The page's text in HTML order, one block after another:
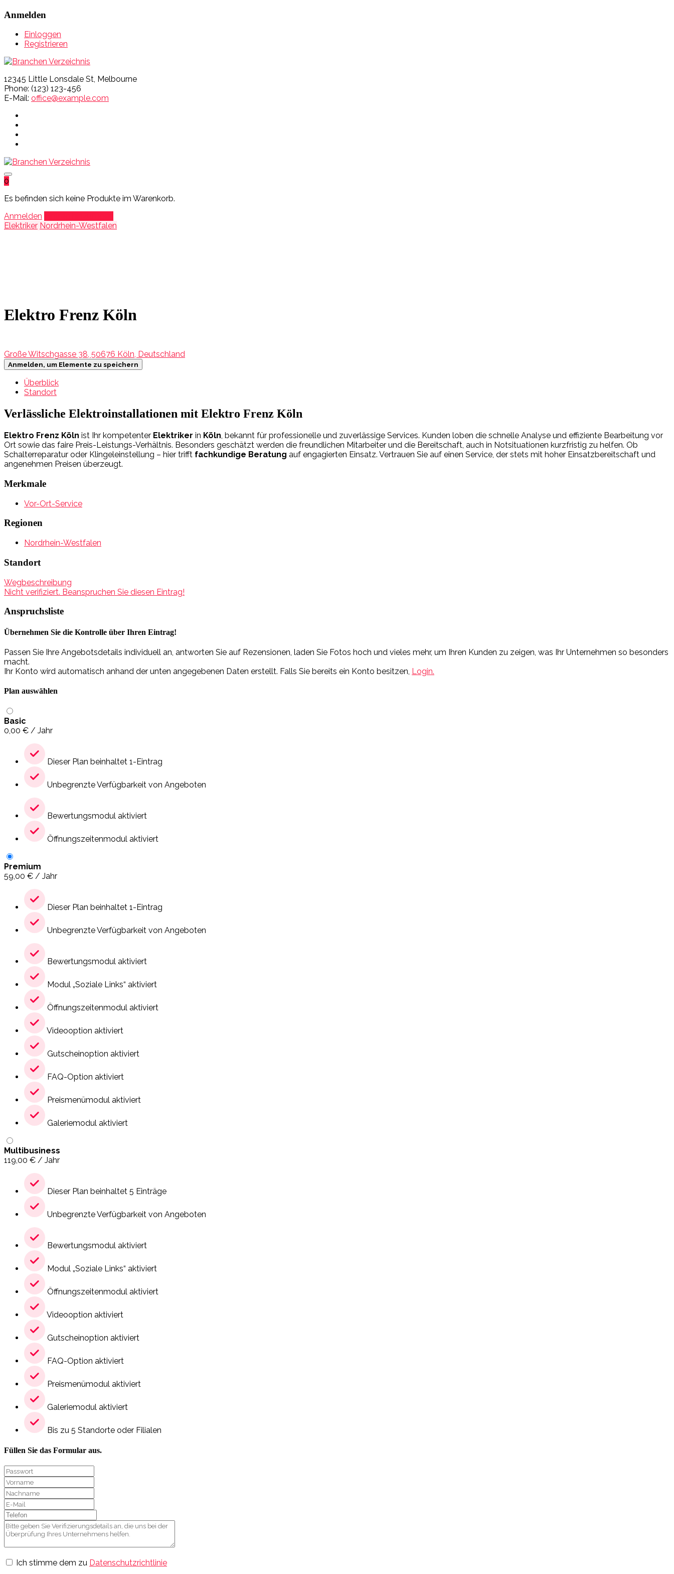
Anmelden
Einloggen
Registrieren
12345 Little Lonsdale St, Melbourne
Phone: (123) 123-456
E-Mail: office@example.com
0
Es befinden sich keine Produkte im Warenkorb.
Anmelden
Elektriker Nordrhein-Westfalen
Elektro Frenz Köln
Große Witschgasse 38, 50676 Köln, Deutschland
Anmelden, um Elemente zu speichern
Überblick
Standort
Verlässliche Elektroinstallationen mit Elektro Frenz Köln
Elektro Frenz Köln ist Ihr kompetenter Elektriker in Köln, bekannt für professionelle und zuverlässige Services. Kunden loben die schnelle Analyse und effiziente Bearbeitung vor
Ort sowie das faire Preis-Leistungs-Verhältnis. Besonders geschätzt werden die freundlichen Mitarbeiter und die Bereitschaft, auch in Notsituationen kurzfristig zu helfen. Ob
Schalterreparatur oder Klingeleinstellung – hier trifft fachkundige Beratung auf engagierten Einsatz. Vertrauen Sie auf einen Service, der stets mit hoher Einsatzbereitschaft und
angenehmen Preisen überzeugt.
Merkmale
Vor-Ort-Service
Regionen
Nordrhein-Westfalen
Standort
Wegbeschreibung
Nicht verifiziert. Beanspruchen Sie diesen Eintrag!
Anspruchsliste
Übernehmen Sie die Kontrolle über Ihren Eintrag!
Passen Sie Ihre Angebotsdetails individuell an, antworten Sie auf Rezensionen, laden Sie Fotos hoch und vieles mehr, um Ihren Kunden zu zeigen, was Ihr Unternehmen so besonders
macht.
Ihr Konto wird automatisch anhand der unten angegebenen Daten erstellt. Falls Sie bereits ein Konto besitzen, Login.
Plan auswählen
Basic
0,00 € / Jahr
Dieser Plan beinhaltet 1-Eintrag
Unbegrenzte Verfügbarkeit von Angeboten
Bewertungsmodul aktiviert
Öffnungszeitenmodul aktiviert
Premium
59,00 € / Jahr
Dieser Plan beinhaltet 1-Eintrag
Unbegrenzte Verfügbarkeit von Angeboten
Bewertungsmodul aktiviert
Modul „Soziale Links“ aktiviert
Öffnungszeitenmodul aktiviert
Videooption aktiviert
Gutscheinoption aktiviert
FAQ-Option aktiviert
Preismenümodul aktiviert
Galeriemodul aktiviert
Multibusiness
119,00 € / Jahr
Dieser Plan beinhaltet 5 Einträge
Unbegrenzte Verfügbarkeit von Angeboten
Bewertungsmodul aktiviert
Modul „Soziale Links“ aktiviert
Öffnungszeitenmodul aktiviert
Videooption aktiviert
Gutscheinoption aktiviert
FAQ-Option aktiviert
Preismenümodul aktiviert
Galeriemodul aktiviert
Bis zu 5 Standorte oder Filialen
Füllen Sie das Formular aus.
Ich stimme dem zu Datenschutzrichtlinie